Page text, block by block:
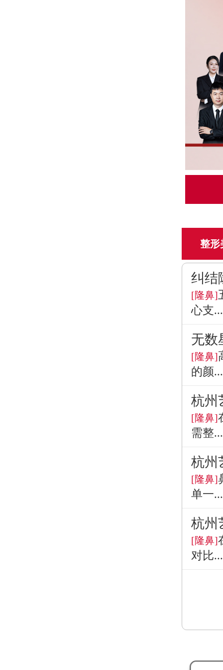
整形
纠结
[隆鼻]
心支...
无数
[隆鼻]
的颜...
杭州
[隆鼻]
需整...
杭州
[隆鼻]
单一...
杭州
[隆鼻]
对比...